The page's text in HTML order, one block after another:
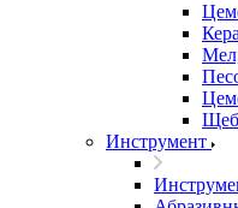
Инструмент